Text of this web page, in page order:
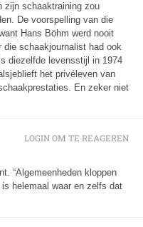
zijn schaaktraining zou
De voorspelling van die
Hans Böhm werd nooit
schaakjournalist had ook
diezelfde levensstijl in 1974
het privéleven van
En zeker niet
“Algemeenheden kloppen
helemaal waar en zelfs dat
LOGIN OM TE REAGEREN